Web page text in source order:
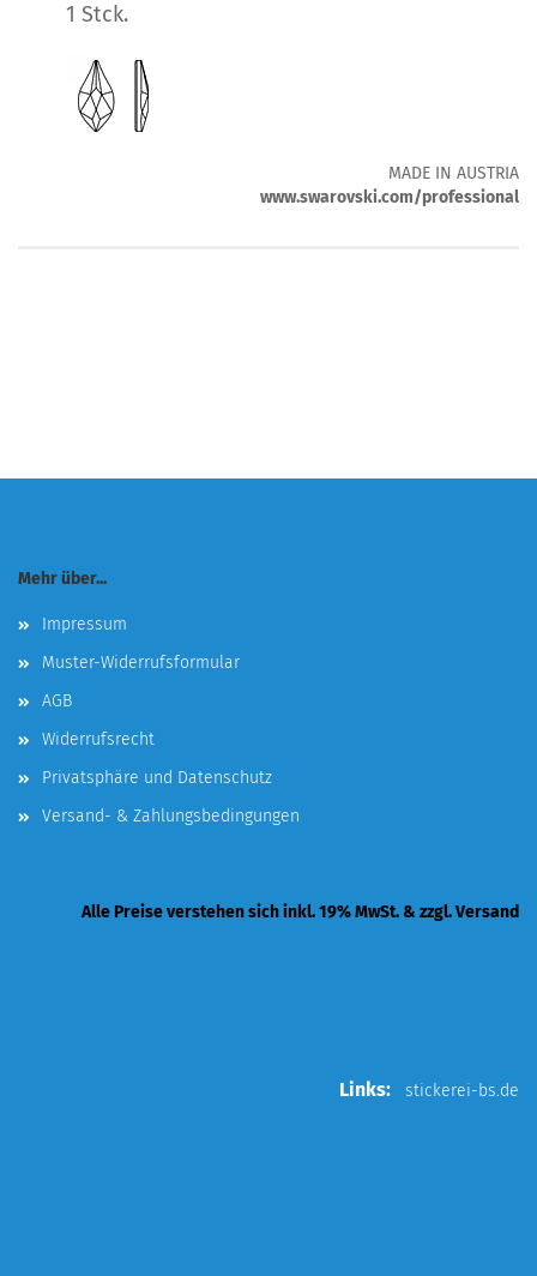
1 Stck.
MADE IN AUSTRIA
www.swarovski.com/professional
Mehr über...
Impressum
Muster-Widerrufsformular
AGB
Widerrufsrecht
Privatsphäre und Datenschutz
Versand- & Zahlungsbedingungen
Alle Preise verstehen sich inkl. 19% MwSt. & zzgl. Versand
Links: stickerei-bs.de